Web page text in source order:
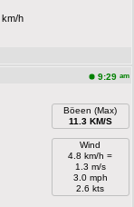
km/h
9:29 am
Böeen (Max)
11.3 KM/S
Wind
4.8 km/h =
1.3 m/s
3.0 mph
2.6 kts